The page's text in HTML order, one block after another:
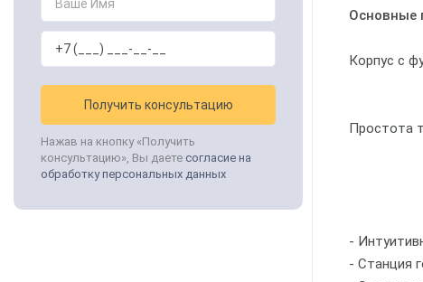
Получить консультацию
Нажав на кнопку «Получить
консультацию», Вы даете согласие на
обработку персональных данных
Основные
Корпус с
Простота
-
- Станция